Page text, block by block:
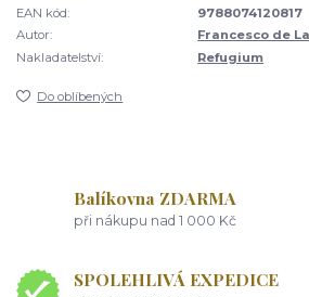
EAN kód:
9788074120817
Autor:
Francesco de
Nakladatelství:
Refugium
Do oblíbených
Balíkovna ZDARMA
při nákupu nad 1 000 Kč
SPOLEHLIVÁ EXPEDICE